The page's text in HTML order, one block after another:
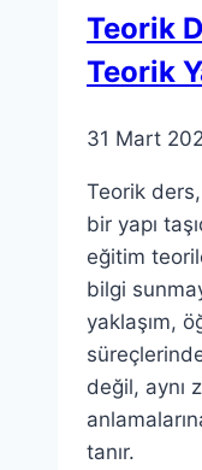
Teorik
Teorik
31 Mart
Teorik
bir yapı
eğitim
bilgi
yaklaşım,
değil, aynı
tanır.